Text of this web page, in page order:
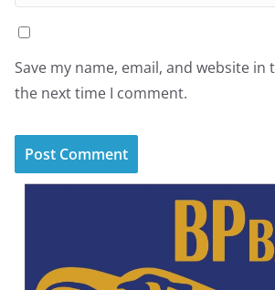
Save my name, email, and website
the next time I comment.